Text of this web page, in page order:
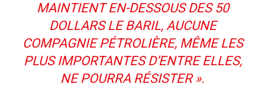
MAINTIENT EN-DESSOUS DES 50
DOLLARS LE BARIL, AUCUNE
COMPAGNIE PÉTROLIÈRE, MÊME LES
PLUS IMPORTANTES D’ENTRE ELLES,
NE POURRA RÉSISTER ».